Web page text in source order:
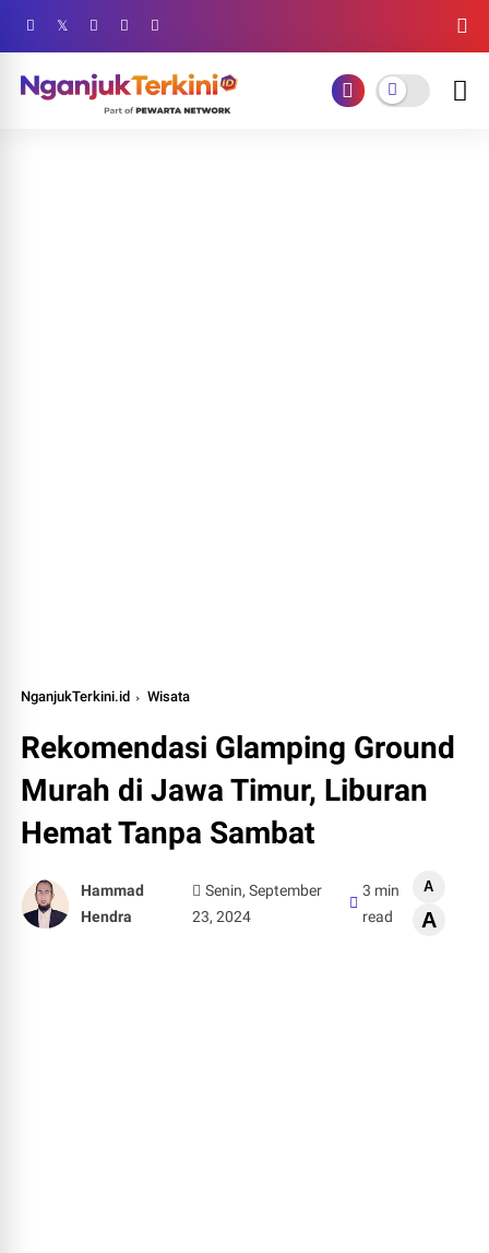
NganjukTerkini.id Wisata
Rekomendasi Glamping Ground
Murah di Jawa Timur, Liburan
Hemat Tanpa Sambat
Hammad
Hendra
Senin, September
23, 2024
3 min
read
A
A